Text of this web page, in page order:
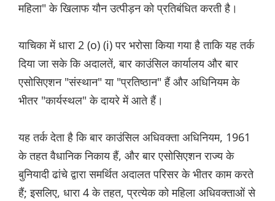
महिला" के खिलाफ यौन उत्पीड़न को प्रतिबंधित करती है।
याचिका में धारा 2 (o) (i) पर भरोसा किया गया है ताकि यह तर्क
दिया जा सके कि अदालतें, बार काउंसिल कार्यालय और बार
एसोसिएशन "संस्थान" या "प्रतिष्ठान" हैं और अधिनियम के
भीतर "कार्यस्थल" के दायरे में आते हैं।
यह तर्क देता है कि बार काउंसिल अधिवक्ता अधिनियम, 1961
के तहत वैधानिक निकाय हैं, और बार एसोसिएशन राज्य के
बुनियादी ढांचे द्वारा समर्थित अदालत परिसर के भीतर काम करते
हैं; इसलिए, धारा 4 के तहत, प्रत्येक को महिला अधिवक्ताओं से